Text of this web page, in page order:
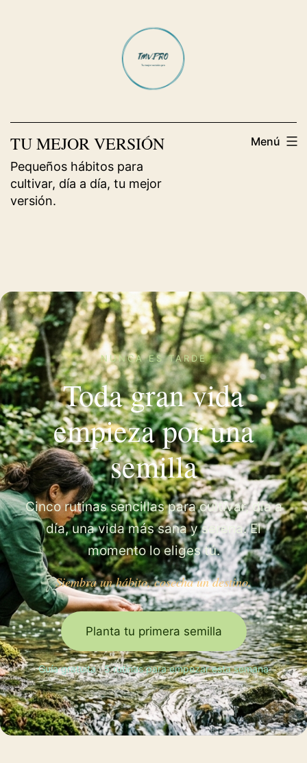
TU MEJOR VERSIÓN
Pequeños hábitos para
cultivar, día a día, tu mejor
versión.
Menú
NUNCA ES TARDE
Toda gran vida
empieza por una
semilla
Cinco rutinas sencillas para cultivar, día a
día, una vida más sana y serena. El
momento lo eliges tú.
Siembra un hábito, cosecha un destino.
Planta tu primera semilla
Guía gratuita · 5 rutinas para empezar esta semana